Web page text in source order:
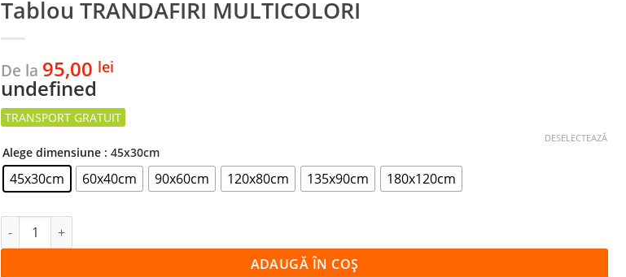
Tablou TRANDAFIRI MULTICOLORI
De la 95,00 lei
undefined
Alege dimensiune : 45x30cm
45x30cm 60x40cm 90x60cm 120x80cm 135x90cm 180x120cm
DESELECTEAZĂ
Cantitate Tablou TRANDAFIRI MULTICOLORI
ADAUGĂ ÎN COȘ